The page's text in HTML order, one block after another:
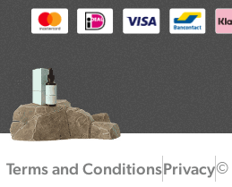
Terms and Conditions Privacy